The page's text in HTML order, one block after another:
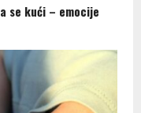
se kući – emocije